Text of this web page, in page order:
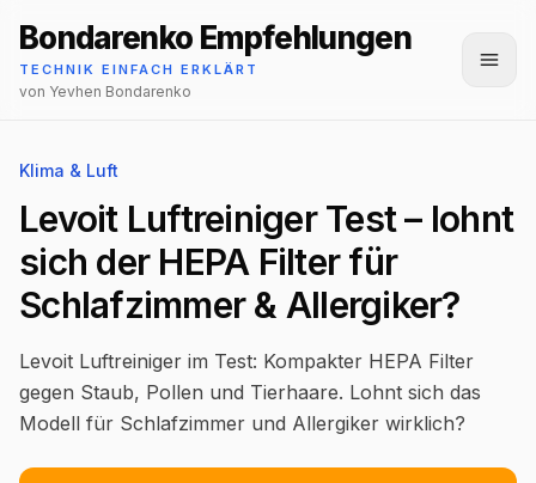
Bondarenko Empfehlungen
TECHNIK EINFACH ERKLÄRT
von Yevhen Bondarenko
Klima & Luft
Levoit Luftreiniger Test – lohnt
sich der HEPA Filter für
Schlafzimmer & Allergiker?
Levoit Luftreiniger im Test: Kompakter HEPA Filter
gegen Staub, Pollen und Tierhaare. Lohnt sich das
Modell für Schlafzimmer und Allergiker wirklich?